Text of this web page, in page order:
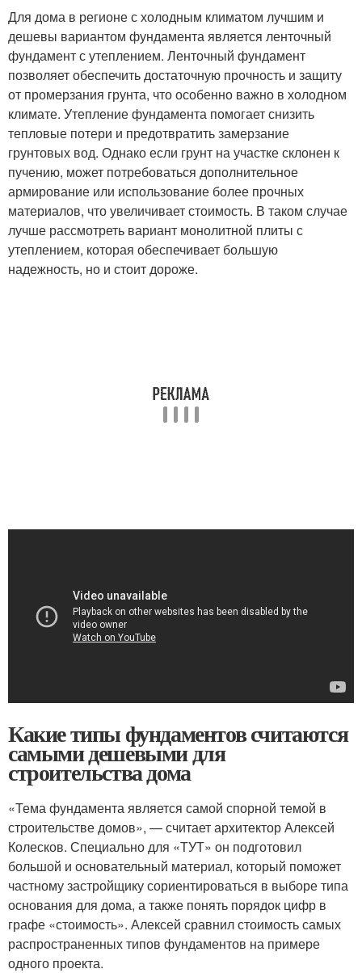
Для дома в регионе с холодным климатом лучшим и
дешевы вариантом фундамента является ленточный
фундамент с утеплением. Ленточный фундамент
позволяет обеспечить достаточную прочность и защиту
от промерзания грунта, что особенно важно в холодном
климате. Утепление фундамента помогает снизить
тепловые потери и предотвратить замерзание
грунтовых вод. Однако если грунт на участке склонен к
пучению, может потребоваться дополнительное
армирование или использование более прочных
материалов, что увеличивает стоимость. В таком случае
лучше рассмотреть вариант монолитной плиты с
утеплением, которая обеспечивает большую
надежность, но и стоит дороже.
Какие типы фундаментов считаются
самыми дешевыми для
строительства дома
«Тема фундамента является самой спорной темой в
строительстве домов», — считает архитектор Алексей
Колесков. Специально для «ТУТ» он подготовил
большой и основательный материал, который поможет
частному застройщику сориентироваться в выборе типа
основания для дома, а также понять порядок цифр в
графе «стоимость». Алексей сравнил стоимость самых
распространенных типов фундаментов на примере
одного проекта.